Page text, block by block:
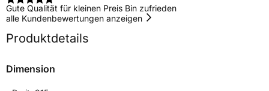
Gute Qualität für kleinen Preis Bin zufrieden
alle Kundenbewertungen anzeigen
Produktdetails
Dimension